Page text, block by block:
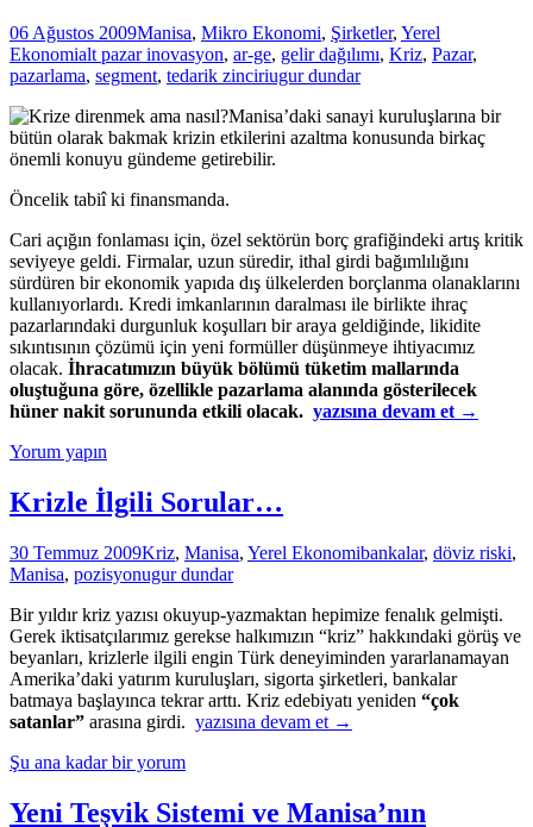
06 Ağustos 2009Manisa, Mikro Ekonomi, Şirketler, Yerel
Ekonomialt pazar inovasyon, ar-ge, gelir dağılımı, Kriz, Pazar,
pazarlama, segment, tedarik zinciriugur dundar
Manisa’daki sanayi kuruluşlarına bir
bütün olarak bakmak krizin etkilerini azaltma konusunda birkaç
önemli konuyu gündeme getirebilir.
Öncelik tabiî ki finansmanda.
Cari açığın fonlaması için, özel sektörün borç grafiğindeki artış kritik
seviyeye geldi. Firmalar, uzun süredir, ithal girdi bağımlılığını
sürdüren bir ekonomik yapıda dış ülkelerden borçlanma olanaklarını
kullanıyorlardı. Kredi imkanlarının daralması ile birlikte ihraç
pazarlarındaki durgunluk koşulları bir araya geldiğinde, likidite
sıkıntısının çözümü için yeni formüller düşünmeye ihtiyacımız
olacak. İhracatımızın büyük bölümü tüketim mallarında
oluştuğuna göre, özellikle pazarlama alanında gösterilecek
hüner nakit sorununda etkili olacak. Krizin
yazısına devam et →
Yorum yapın
Krizle İlgili Sorular…
30 Temmuz 2009Kriz, Manisa, Yerel Ekonomibankalar, döviz riski,
Manisa, pozisyonugur dundar
Bir yıldır kriz yazısı okuyup-yazmaktan hepimize fenalık gelmişti.
Gerek iktisatçılarımız gerekse halkımızın “kriz” hakkındaki görüş ve
beyanları, krizlerle ilgili engin Türk deneyiminden yararlanamayan
Amerika’daki yatırım kuruluşları, sigorta şirketleri, bankalar
batmaya başlayınca tekrar arttı. Kriz edebiyatı yeniden “çok
satanlar” arasına girdi. Krizle
yazısına devam et →
Şu ana kadar bir yorum
Yeni Teşvik Sistemi ve Manisa’nın